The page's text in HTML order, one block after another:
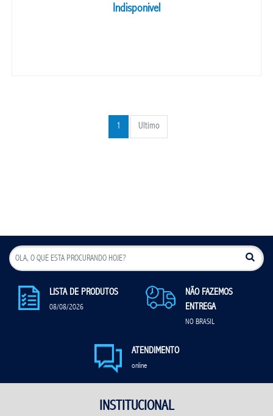
Indisponivel
1 Ultimo
LISTA DE PRODUTOS
08/08/2026
NÃO FAZEMOS
ENTREGA
NO BRASIL
ATENDIMENTO
online
INSTITUCIONAL